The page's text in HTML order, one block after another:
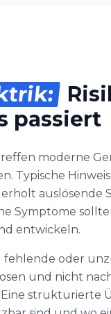
passiert
moderne
Typische
auslösende
Symptome
entwickeln.
fehlende oder
und nicht
strukturierte